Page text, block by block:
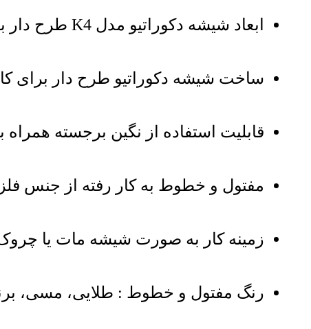
ابعاد شیشه دکوراتیو مدل K4 طرح دار به صورت سفارشی و مطابق با محل نصب است
ساخت شیشه دکوراتیو طرح دار برای
قابلیت استفاده از نگین برجسته
مفتول و خطوط به کار رفته از جنس
زمینه کار به صورت شیشه مات یا
رنگ مفتول و خطوط : طلایی، مسی،